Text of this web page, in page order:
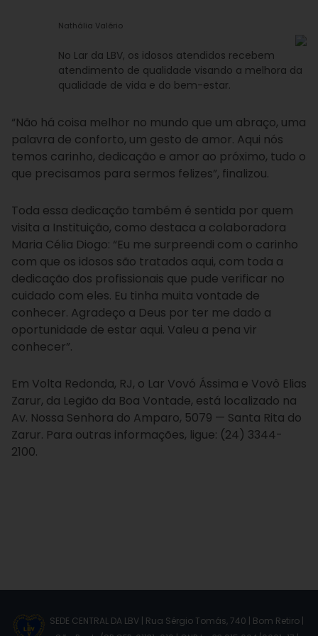
Nathália Valério
No Lar da LBV, os idosos atendidos recebem
atendimento de qualidade visando a melhora da
qualidade de vida e do bem-estar.
“Não há coisa melhor no mundo que um abraço, uma
palavra de conforto, um gesto de amor. Aqui nós
temos carinho, dedicação e amor ao próximo, tudo o
que precisamos para sermos felizes”, finalizou.
Toda essa dedicação também é sentida por quem
visita a Instituição, como destaca a colaboradora
Maria Célia Diogo: “Eu me surpreendi com o carinho
com que os idosos são tratados aqui, com toda a
dedicação dos profissionais que pude verificar no
cuidado com eles. Eu tinha muita vontade de
conhecer. Agradeço a Deus por ter me dado a
oportunidade de estar aqui. Valeu a pena vir
conhecer”.
Em Volta Redonda, RJ, o Lar Vovó Ássima e Vovô Elias
Zarur, da Legião da Boa Vontade, está localizado na
Av. Nossa Senhora do Amparo, 5079 — Santa Rita do
Zarur. Para outras informações, ligue: (24) 3344-
2100.
SEDE CENTRAL DA LBV | Rua Sérgio Tomás, 740 | Bom Retiro |